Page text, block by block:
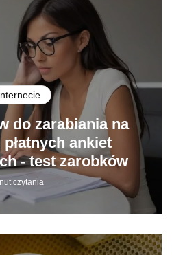
do zarabiania na
płatnych ankiet
- test zarobków
czytania